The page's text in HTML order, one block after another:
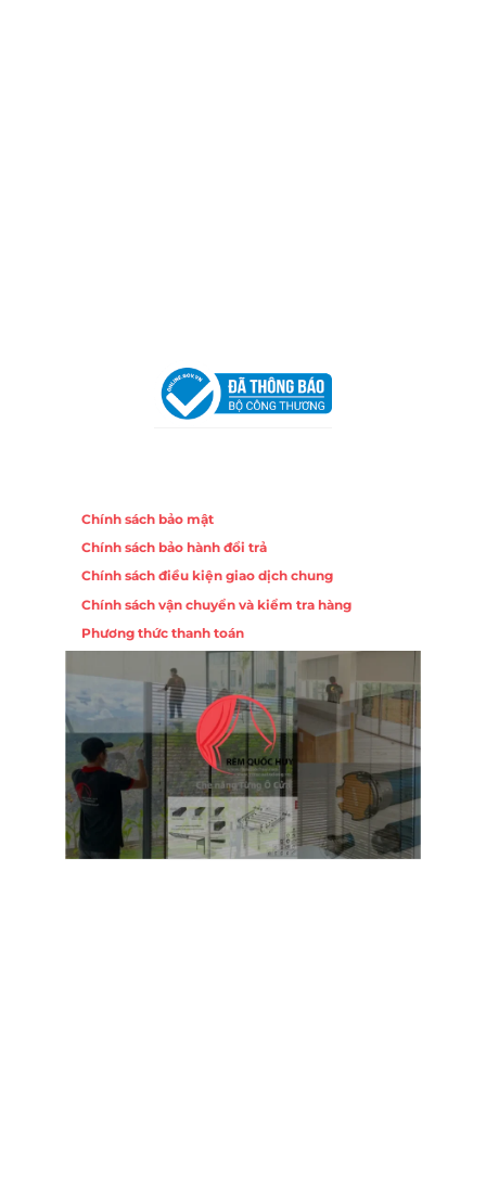
Chính sách bảo mật
Chính sách bảo hành đổi trả
Chính sách điều kiện giao dịch chung
Chính sách vận chuyển và kiểm tra hàng
Phương thức thanh toán